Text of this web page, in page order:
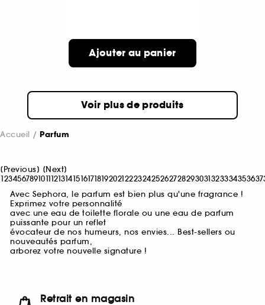
Ajouter au panier
Voir plus de produits
Accueil Parfum
[Previous] [Next]
12345678910111213141516171819202122232425262728293031323334353637
Avec Sephora, le parfum est bien plus qu'une fragrance !
Exprimez votre personnalité
avec une eau de toilette florale ou une eau de parfum
puissante pour un reflet
évocateur de nos humeurs, nos envies... Best-sellers ou
nouveautés parfum,
arborez votre nouvelle signature !
Retrait en magasin